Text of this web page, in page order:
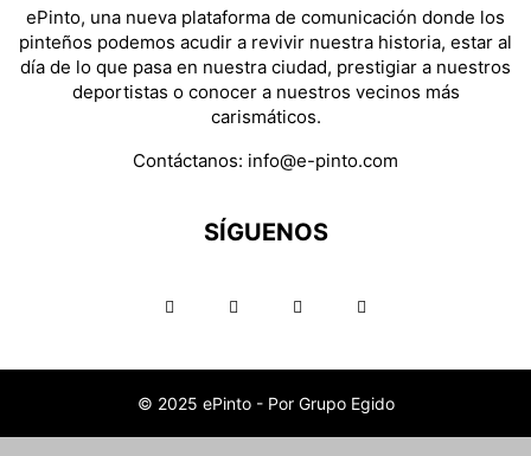
ePinto, una nueva plataforma de comunicación donde los
pinteños podemos acudir a revivir nuestra historia, estar al
día de lo que pasa en nuestra ciudad, prestigiar a nuestros
deportistas o conocer a nuestros vecinos más
carismáticos.
Contáctanos: info@e-pinto.com
SÍGUENOS
© 2025 ePinto - Por Grupo Egido